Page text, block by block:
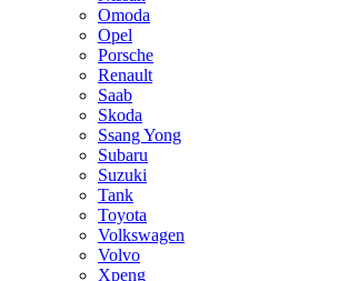
Omoda
Opel
Porsche
Renault
Saab
Skoda
Ssang Yong
Subaru
Suzuki
Tank
Toyota
Volkswagen
Volvo
Xpeng